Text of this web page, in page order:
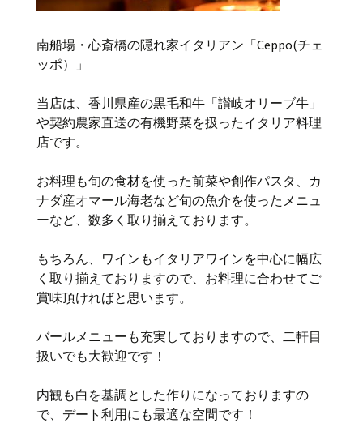
南船場・心斎橋の隠れ家イタリアン「Ceppo(チェ
ッポ）」
当店は、香川県産の黒毛和牛「讃岐オリーブ牛」
や契約農家直送の有機野菜を扱ったイタリア料理
店です。
お料理も旬の食材を使った前菜や創作パスタ、カ
ナダ産オマール海老など旬の魚介を使ったメニュ
ーなど、数多く取り揃えております。
もちろん、ワインもイタリアワインを中心に幅広
く取り揃えておりますので、お料理に合わせてご
賞味頂ければと思います。
バールメニューも充実しておりますので、二軒目
扱いでも大歓迎です！
内観も白を基調とした作りになっておりますの
で、デート利用にも最適な空間です！